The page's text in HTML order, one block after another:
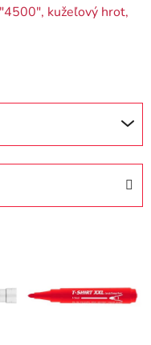
kužeľový hrot,